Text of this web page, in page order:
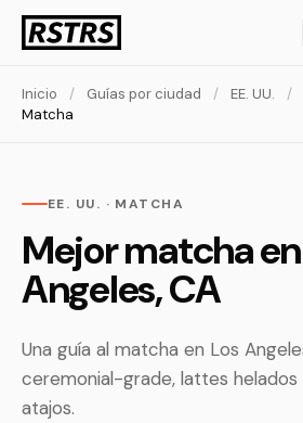
Inicio / Guías por ciudad / EE. UU. /
Matcha
EE. UU. · MATCHA
Mejor matcha
Angeles, CA
Una guía al matcha en Los
ceremonial-grade, lattes helados
atajos.